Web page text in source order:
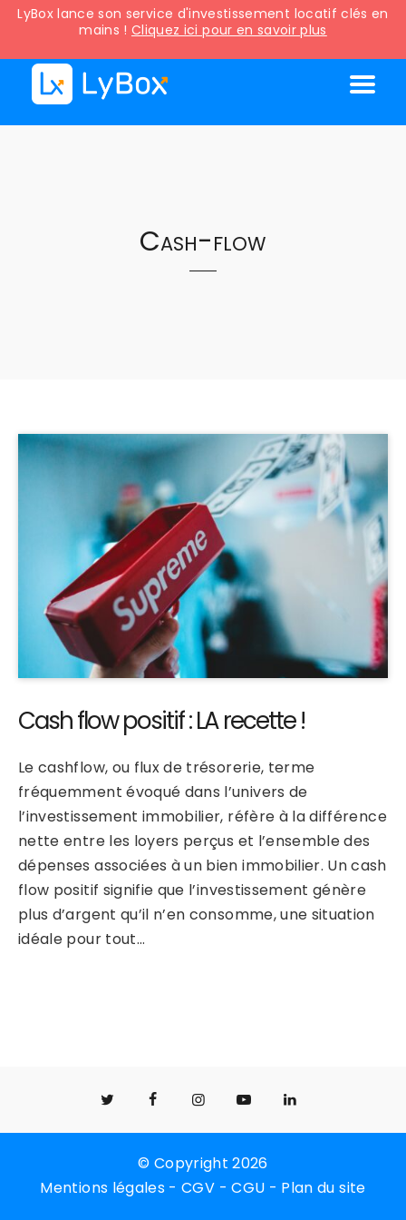
LyBox lance son service d'investissement locatif clés en
mains ! Cliquez ici pour en savoir plus
Cash-flow
Cash flow positif : LA recette !
Le cashflow, ou flux de trésorerie, terme
fréquemment évoqué dans l’univers de
l’investissement immobilier, réfère à la différence
nette entre les loyers perçus et l’ensemble des
dépenses associées à un bien immobilier. Un cash
flow positif signifie que l’investissement génère
plus d’argent qu’il n’en consomme, une situation
idéale pour tout…
© Copyright 2026
Mentions légales -CGV -CGU - Plan du site